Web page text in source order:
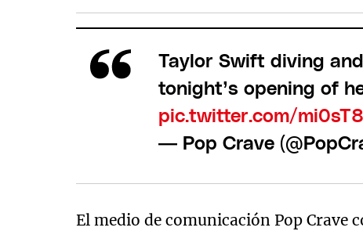
Taylor Swift diving
tonight’s opening of
pic.twitter.com/
— Pop Crave
El medio de comunicación Pop Crave